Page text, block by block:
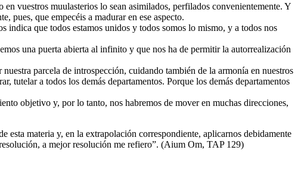
vuestros muulasterios lo sean asimilados, perfilados convenientemente. Y
pues, que empecéis a madurar en ese aspecto.
que todos estamos unidos y todos somos lo mismo, y a todos nos
una puerta abierta al infinito y que nos ha de permitir la autorrealización
parcela de introspección, cuidando también de la armonía en nuestros
tutelar a todos los demás departamentos. Porque los demás departamentos
objetivo y, por lo tanto, nos habremos de mover en muchas direcciones,
esta materia y, en la extrapolación correspondiente, aplicarnos debidamente
a mejor resolución me refiero”. (Aium Om, TAP 129)